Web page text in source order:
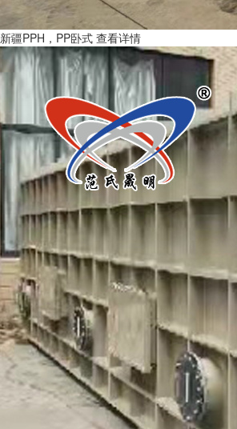
新疆PPH，PP卧式 查看详情